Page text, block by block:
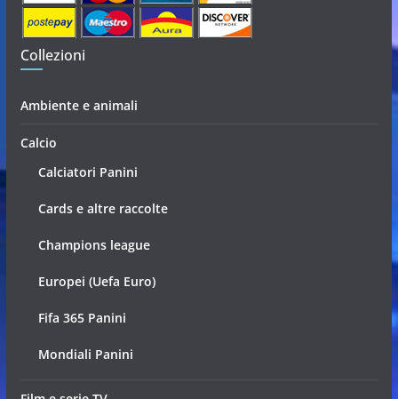
Collezioni
Ambiente e animali
Calcio
Calciatori Panini
Cards e altre raccolte
Champions league
Europei (Uefa Euro)
Fifa 365 Panini
Mondiali Panini